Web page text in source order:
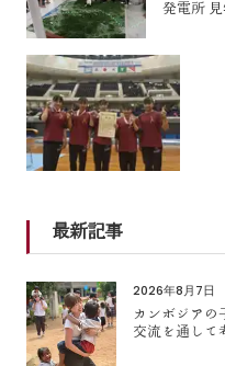
発電所 見
最新記事
2026年8月7日
カンボジア
交流を通して